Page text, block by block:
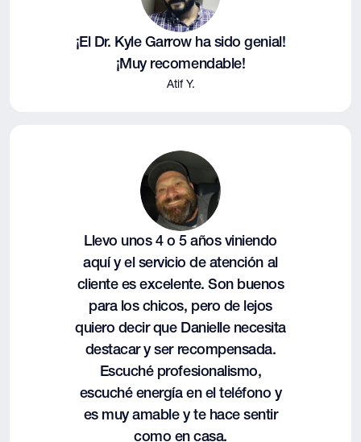
¡El Dr. Kyle Garrow ha sido genial!
¡Muy recomendable!
Atif Y.
Llevo unos 4 o 5 años viniendo
aquí y el servicio de atención al
cliente es excelente. Son buenos
para los chicos, pero de lejos
quiero decir que Danielle necesita
destacar y ser recompensada.
Escuché profesionalismo,
escuché energía en el teléfono y
es muy amable y te hace sentir
como en casa.